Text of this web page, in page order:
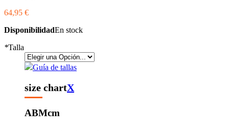
64,95 €
DisponibilidadEn stock
*Talla
Guía de tallas
size chartX
ABMcm